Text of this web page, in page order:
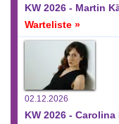
KW 2026 - Martin
Warteliste »
02.12.2026
KW 2026 -